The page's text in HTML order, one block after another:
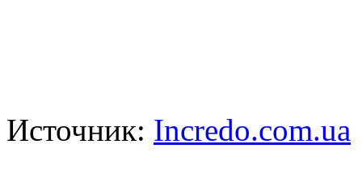
Источник: Incredo.com.ua